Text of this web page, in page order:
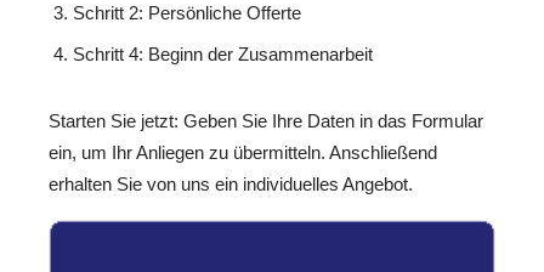
Schritt 2: Persönliche Offerte
Schritt 4: Beginn der Zusammenarbeit
Starten Sie jetzt: Geben Sie Ihre Daten in das Formular
ein, um Ihr Anliegen zu übermitteln. Anschließend
erhalten Sie von uns ein individuelles Angebot.